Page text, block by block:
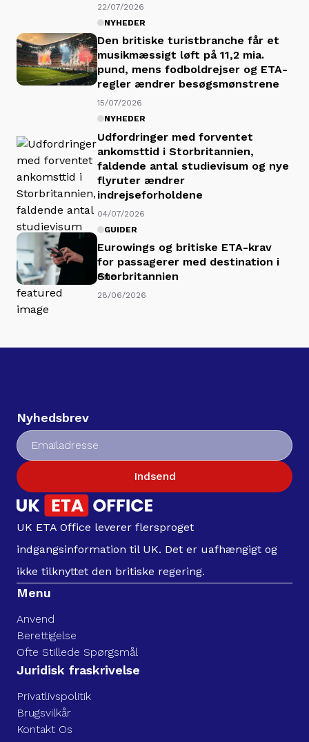
22/07/2026
NYHEDER
Den britiske turistbranche får et
musikmæssigt løft på 11,2 mia.
pund, mens fodboldrejser og ETA-
regler ændrer besøgsmønstrene
15/07/2026
NYHEDER
Udfordringer med forventet
ankomsttid i Storbritannien,
faldende antal studievisum og nye
flyruter ændrer
indrejseforholdene
04/07/2026
GUIDER
Eurowings og britiske ETA-krav
for passagerer med destination i
Storbritannien
28/06/2026
Nyhedsbrev
Indsend
UK ETA Office leverer flersproget
indgangsinformation til UK. Det er uafhængigt og
ikke tilknyttet den britiske regering.
Menu
Anvend
Berettigelse
Ofte Stillede Spørgsmål
Juridisk fraskrivelse
Privatlivspolitik
Brugsvilkår
Kontakt Os